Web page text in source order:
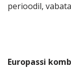
perioodil,
Europassi